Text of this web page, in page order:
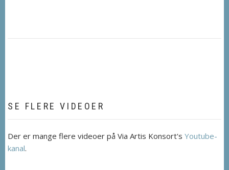
SE FLERE VIDEOER
Der er mange flere videoer på Via Artis Konsort's Youtube-
kanal.